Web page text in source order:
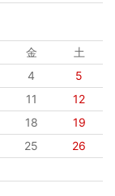
金
土
4
5
11
12
18
19
25
26